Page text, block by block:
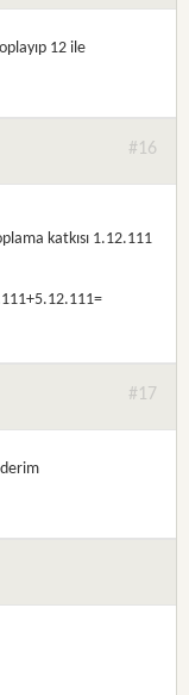
12 ile
#16
katkısı 1.12.111
#17